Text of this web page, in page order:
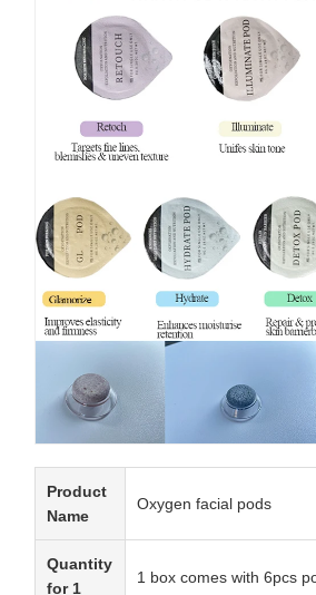
Product
Name
Oxygen facial pods
Quantity
for 1
1 box comes with 6pcs